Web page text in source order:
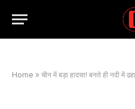
Home » चीन में बड़ा हादसा! बनते ही नदी में ढहा